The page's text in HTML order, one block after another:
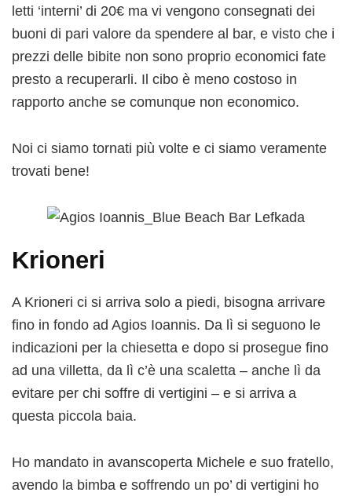
letti ‘interni’ di 20€ ma vi vengono consegnati dei
buoni di pari valore da spendere al bar, e visto che i
prezzi delle bibite non sono proprio economici fate
presto a recuperarli. Il cibo è meno costoso in
rapporto anche se comunque non economico.
Noi ci siamo tornati più volte e ci siamo veramente
trovati bene!
Krioneri
A Krioneri ci si arriva solo a piedi, bisogna arrivare
fino in fondo ad Agios Ioannis. Da lì si seguono le
indicazioni per la chiesetta e dopo si prosegue fino
ad una villetta, da lì c’è una scaletta – anche lì da
evitare per chi soffre di vertigini – e si arriva a
questa piccola baia.
Ho mandato in avanscoperta Michele e suo fratello,
avendo la bimba e soffrendo un po’ di vertigini ho